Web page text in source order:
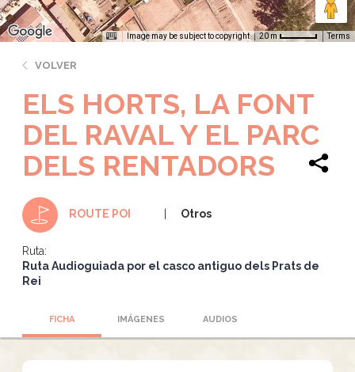
Image may be subject to copyright 20 m Terms
VOLVER
ELS HORTS, LA FONT
DEL RAVAL Y EL PARC
DELS RENTADORS
ROUTE POI Otros
Ruta:
Ruta Audioguiada por el casco antiguo dels Prats de
Rei
FICHA IMÁGENES AUDIOS